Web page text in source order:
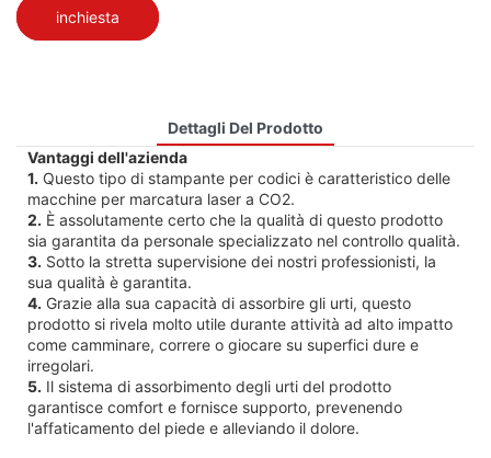
inchiesta
Dettagli Del Prodotto
Vantaggi dell'azienda
1. Questo tipo di stampante per codici è caratteristico delle
macchine per marcatura laser a CO2.
2. È assolutamente certo che la qualità di questo prodotto
sia garantita da personale specializzato nel controllo qualità.
3. Sotto la stretta supervisione dei nostri professionisti, la
sua qualità è garantita.
4. Grazie alla sua capacità di assorbire gli urti, questo
prodotto si rivela molto utile durante attività ad alto impatto
come camminare, correre o giocare su superfici dure e
irregolari.
5. Il sistema di assorbimento degli urti del prodotto
garantisce comfort e fornisce supporto, prevenendo
l'affaticamento del piede e alleviando il dolore.